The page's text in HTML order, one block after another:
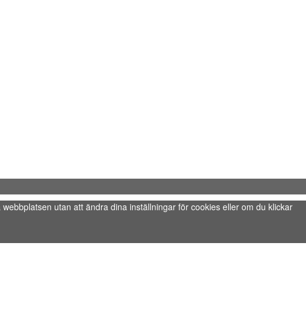
utan att ändra dina inställningar för cookies eller om du klickar